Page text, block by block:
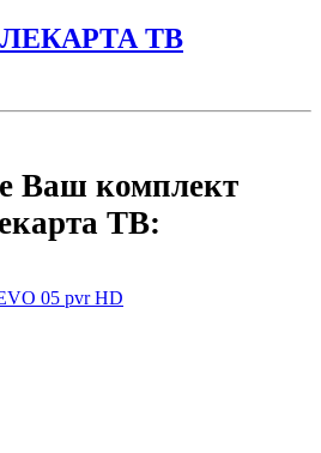
ТВ
Ваш комплект
ТВ:
05 pvr HD